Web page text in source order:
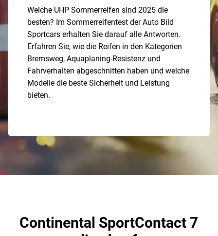
Welche UHP Sommerreifen sind 2025 die
besten? Im Sommerreifentest der Auto Bild
Sportcars erhalten Sie darauf alle Antworten.
Erfahren Sie, wie die Reifen in den Kategorien
Bremsweg, Aquaplaning-Resistenz und
Fahrverhalten abgeschnitten haben und welche
Modelle die beste Sicherheit und Leistung
bieten.
Continental SportContact 7